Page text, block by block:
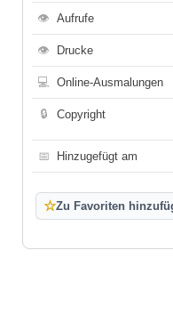
👁 Aufrufe
👁 Drucke
💻 Online-Ausmalungen
🔒 Copyright
📅 Hinzugefügt am
☆Zu Favoriten